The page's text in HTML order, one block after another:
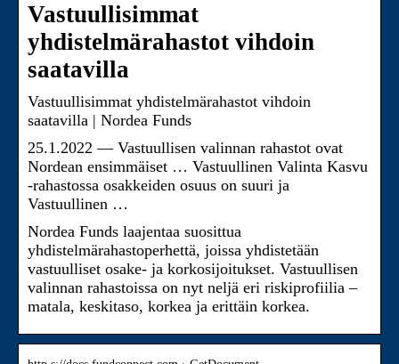
Vastuullisimmat
yhdistelmärahastot vihdoin
saatavilla
Vastuullisimmat yhdistelmärahastot vihdoin
saatavilla | Nordea Funds
25.1.2022 — Vastuullisen valinnan rahastot ovat
Nordean ensimmäiset … Vastuullinen Valinta Kasvu
-rahastossa osakkeiden osuus on suuri ja
Vastuullinen …
Nordea Funds laajentaa suosittua
yhdistelmärahastoperhettä, joissa yhdistetään
vastuulliset osake- ja korkosijoitukset. Vastuullisen
valinnan rahastoissa on nyt neljä eri riskiprofiilia –
matala, keskitaso, korkea ja erittäin korkea.